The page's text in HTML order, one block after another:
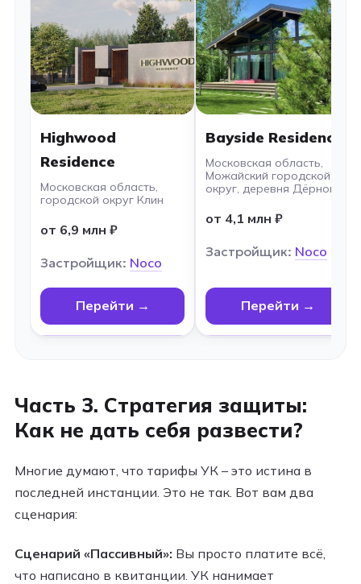
Highwood
Residence
Московская область,
городской округ Клин
от 6,9 млн ₽
Застройщик: Noco
Перейти →
Bayside Residence
Московская область,
Можайский городской
округ, деревня Дёрново
от 4,1 млн ₽
Застройщик: Noco
Перейти →
Часть 3. Стратегия защиты:
Как не дать себя развести?
Многие думают, что тарифы УК – это истина в
последней инстанции. Это не так. Вот вам два
сценария:
Сценарий «Пассивный»: Вы просто платите всё,
что написано в квитанции. УК нанимает